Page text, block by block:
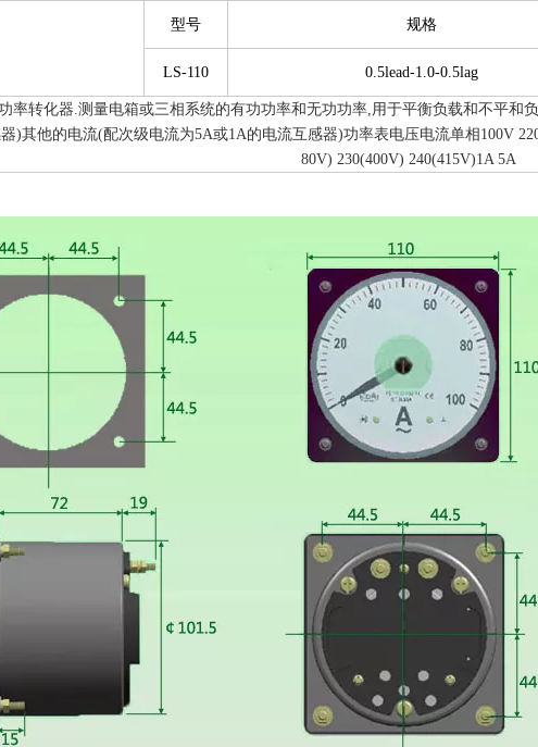
型号 规格
LS-110 0.5lead-1.0-0.5lag
率转化器.测量电箱或三相系统的有功功率和无功功率,用于平衡负载和不平和
)其他的电流(配次级电流为5A或1A的电流互感器)功率表电压电流单相100V
80V) 230(400V) 240(415V)1A 5A